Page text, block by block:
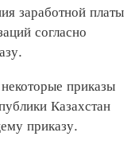
заработной платы
согласно
приказы
Казахстан
приказу.